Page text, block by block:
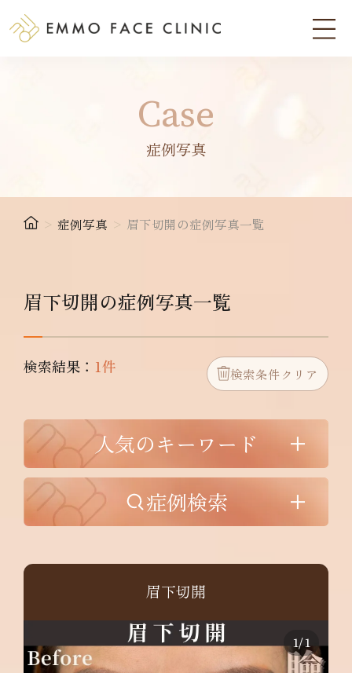
Case
症例写真
> 症例写真 > 眉下切開の症例写真一覧
眉下切開の症例写真一覧
検索結果： 1件 検索条件クリア
人気のキーワード
症例検索
眉下切開
1/1